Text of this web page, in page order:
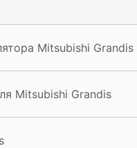
Mitsubishi Grandis
Mitsubishi Grandis